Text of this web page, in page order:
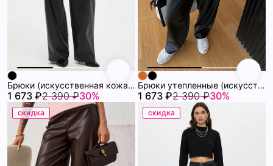
Брюки (искусственная кожа) 72461207\15
1 673 ₽2 390 ₽30%
Брюки утепленные (искусственная кожа) 72460988\15
1 673 ₽2 390 ₽30%
скидка скидка